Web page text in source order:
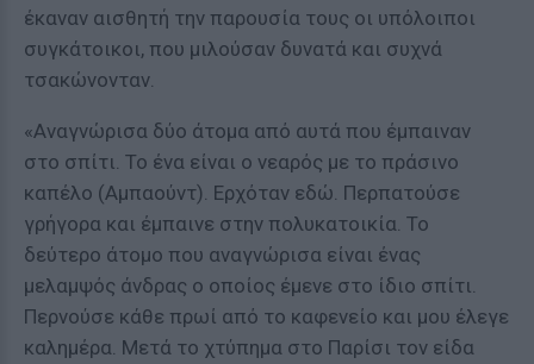
έκαναν αισθητή την παρουσία τους οι υπόλοιποι
συγκάτοικοι, που μιλούσαν δυνατά και συχνά
τσακώνονταν.
«Αναγνώρισα δύο άτομα από αυτά που έμπαιναν
στο σπίτι. Το ένα είναι ο νεαρός με το πράσινο
καπέλο (Αμπαούντ). Ερχόταν εδώ. Περπατούσε
γρήγορα και έμπαινε στην πολυκατοικία. Το
δεύτερο άτομο που αναγνώρισα είναι ένας
μελαμψός άνδρας ο οποίος έμενε στο ίδιο σπίτι.
Περνούσε κάθε πρωί από το καφενείο και μου έλεγε
καλημέρα. Μετά το χτύπημα στο Παρίσι τον είδα